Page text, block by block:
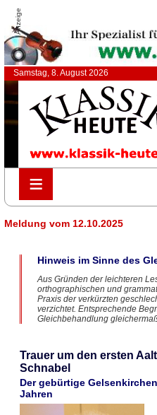
Anzeige
Samstag, 8. August 2026
≡
≡
Meldung vom 12.10.2025
Hinweis im Sinne des
Aus Gründen der leichteren
orthographischen und
Praxis der verkürzten
verzichtet. Entsprechende
Gleichbehandlung
Trauer um den ersten
Schnabel
Der gebürtige
Jahren